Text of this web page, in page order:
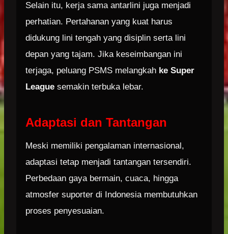
Selain itu, kerja sama antarlini juga menjadi
perhatian. Pertahanan yang kuat harus
didukung lini tengah yang disiplin serta lini
depan yang tajam. Jika keseimbangan ini
terjaga, peluang PSMS melangkah ke Super
League semakin terbuka lebar.
Adaptasi dan Tantangan
Meski memiliki pengalaman internasional,
adaptasi tetap menjadi tantangan tersendiri.
Perbedaan gaya bermain, cuaca, hingga
atmosfer suporter di Indonesia membutuhkan
proses penyesuaian.